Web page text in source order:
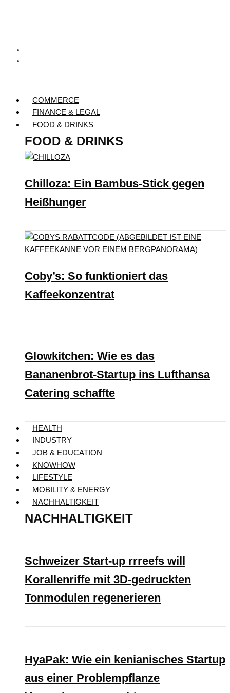
COMMERCE
FINANCE & LEGAL
FOOD & DRINKS
FOOD & DRINKS
Chilloza: Ein Bambus-Stick gegen
Heißhunger
Coby’s: So funktioniert das
Kaffeekonzentrat
Glowkitchen: Wie es das
Bananenbrot-Startup ins Lufthansa
Catering schaffte
HEALTH
INDUSTRY
JOB & EDUCATION
KNOWHOW
LIFESTYLE
MOBILITY & ENERGY
NACHHALTIGKEIT
NACHHALTIGKEIT
Schweizer Start-up rrreefs will
Korallenriffe mit 3D-gedruckten
Tonmodulen regenerieren
HyaPak: Wie ein kenianisches Startup
aus einer Problempflanze